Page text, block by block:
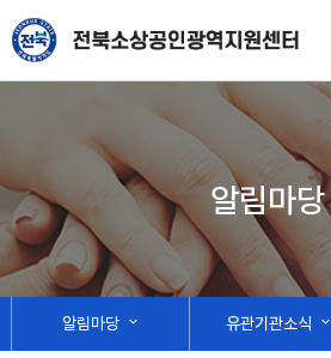
알림마당
알림마당 expand_more 유관기관소식 expand_more